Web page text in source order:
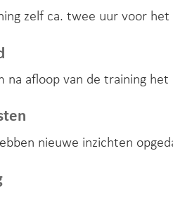
zelf ca. twee uur voor
na afloop van de training
nieuwe inzichten